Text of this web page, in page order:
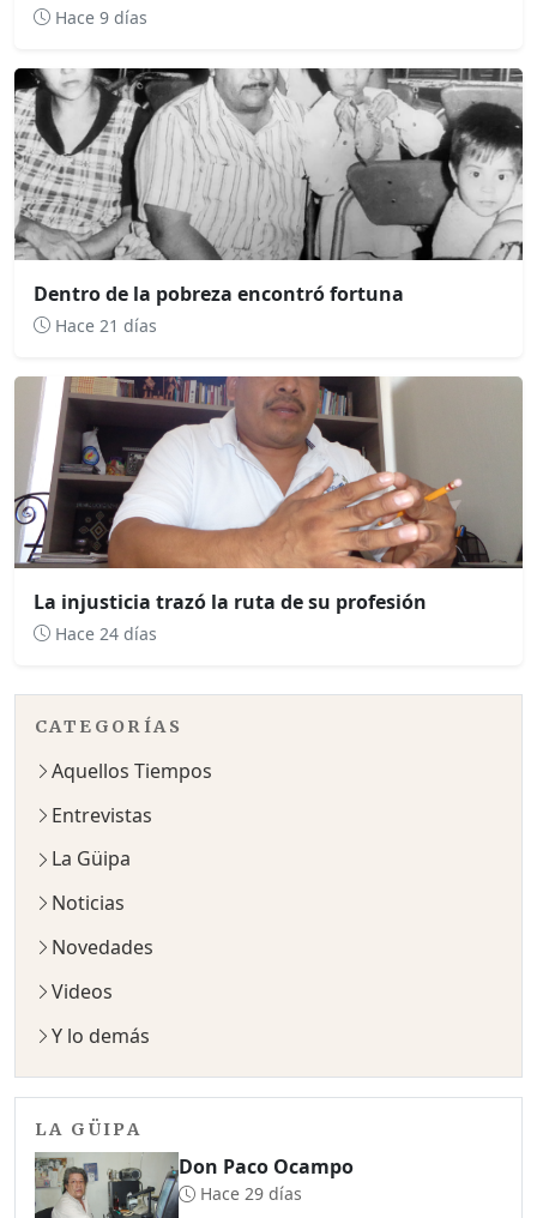
Hace 9 días
Dentro de la pobreza encontró fortuna
Hace 21 días
La injusticia trazó la ruta de su profesión
Hace 24 días
CATEGORÍAS
Aquellos Tiempos
Entrevistas
La Güipa
Noticias
Novedades
Videos
Y lo demás
LA GÜIPA
Don Paco Ocampo
Hace 29 días